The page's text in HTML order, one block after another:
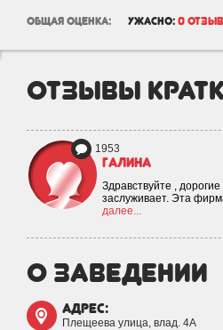
общая оценка: ужасно: 0
отзывы
1953
Галина
Здравствуйте ,
заслуживает. Эта
далее...
о заведении
адрес:
Плещеева улица, влад. 4А